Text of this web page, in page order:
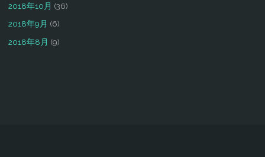
2018年10月 (36)
2018年9月 (6)
2018年8月 (9)